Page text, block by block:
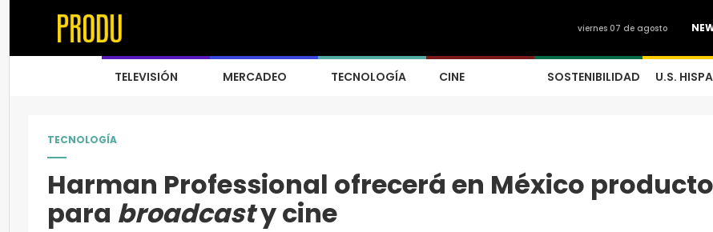
viernes 07 de agosto
TELEVISIÓN MERCADEO TECNOLOGÍA CINE SOSTENIBILIDAD U.S.
TECNOLOGÍA
Harman Professional ofrecerá en México
para broadcasty cine